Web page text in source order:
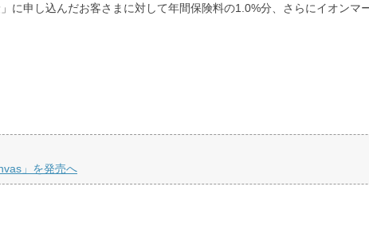
に申し込んだお客さまに対して年間保険料の1.0%分、さらにイオンマ
」を発売へ